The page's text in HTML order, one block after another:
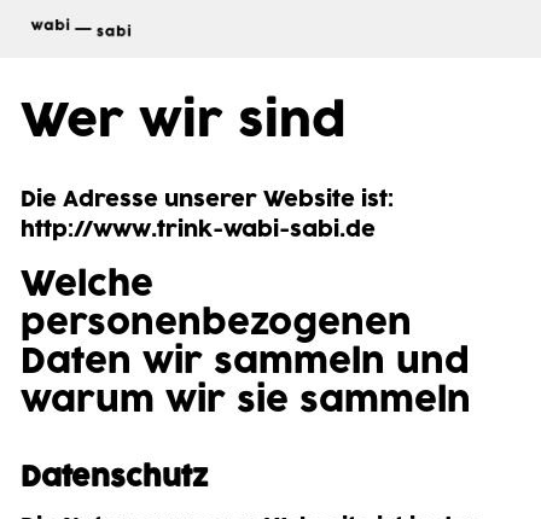
die getränke
online-shop
news & events
blog
wabi-sabi?
presse
kontakt
Wer wir sind
Die Adresse unserer Website ist:
http://www.trink-wabi-sabi.de
Welche
personenbezogenen
Daten wir sammeln und
warum wir sie sammeln
Datenschutz